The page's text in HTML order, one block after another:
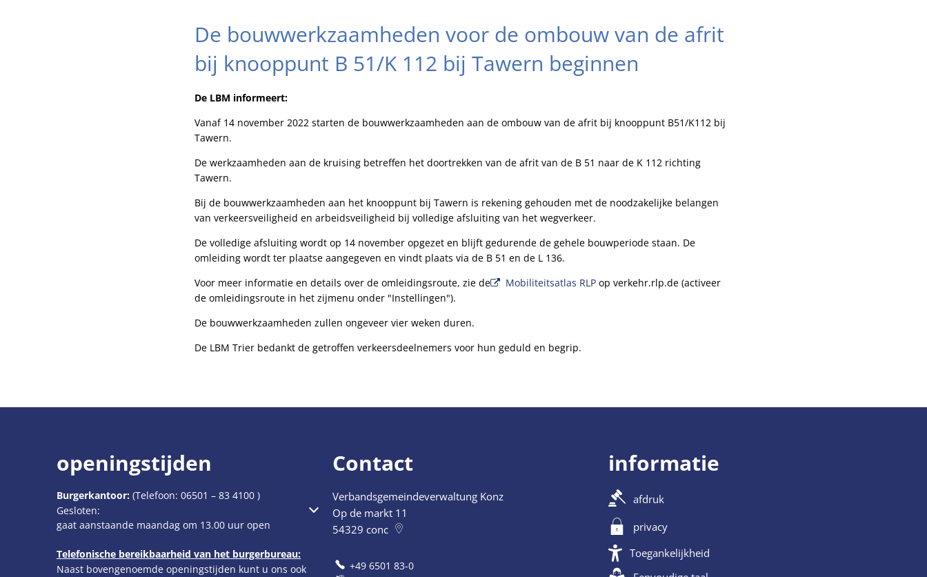
De bouwwerkzaamheden voor de ombouw van de afrit
bij knooppunt B 51/K 112 bij Tawern beginnen
De LBM informeert:
Vanaf 14 november 2022 starten de bouwwerkzaamheden aan de ombouw van de afrit bij knooppunt B51/K112 bij
Tawern.
De werkzaamheden aan de kruising betreffen het doortrekken van de afrit van de B 51 naar de K 112 richting
Tawern.
Bij de bouwwerkzaamheden aan het knooppunt bij Tawern is rekening gehouden met de noodzakelijke belangen
van verkeersveiligheid en arbeidsveiligheid bij volledige afsluiting van het wegverkeer.
De volledige afsluiting wordt op 14 november opgezet en blijft gedurende de gehele bouwperiode staan. De
omleiding wordt ter plaatse aangegeven en vindt plaats via de B 51 en de L 136.
Voor meer informatie en details over de omleidingsroute, zie de
Mobiliteitsatlas RLPop verkehr.rlp.de (activeer
de omleidingsroute in het zijmenu onder "Instellingen").
De bouwwerkzaamheden zullen ongeveer vier weken duren.
De LBM Trier bedankt de getroffen verkeersdeelnemers voor hun geduld en begrip.
openingstijden
Burgerkantoor: (Telefoon: 06501 – 83 4100 )
Klik om extra openings- of sluitingstijden te verbergen
Gesloten:
gaat aanstaande maandag om 13.00 uur open
Telefonische bereikbaarheid van het burgerbureau:
Naast bovengenoemde openingstijden kunt u ons ook
Contact
Verbandsgemeindeverwaltung Konz
Op de markt 11
54329 conc
+49 6501 83-0
informatie
afdruk
privacy
Toegankelijkheid